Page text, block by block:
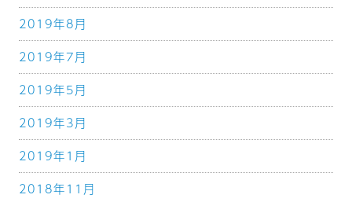
2019年8月
2019年7月
2019年5月
2019年3月
2019年1月
2018年11月